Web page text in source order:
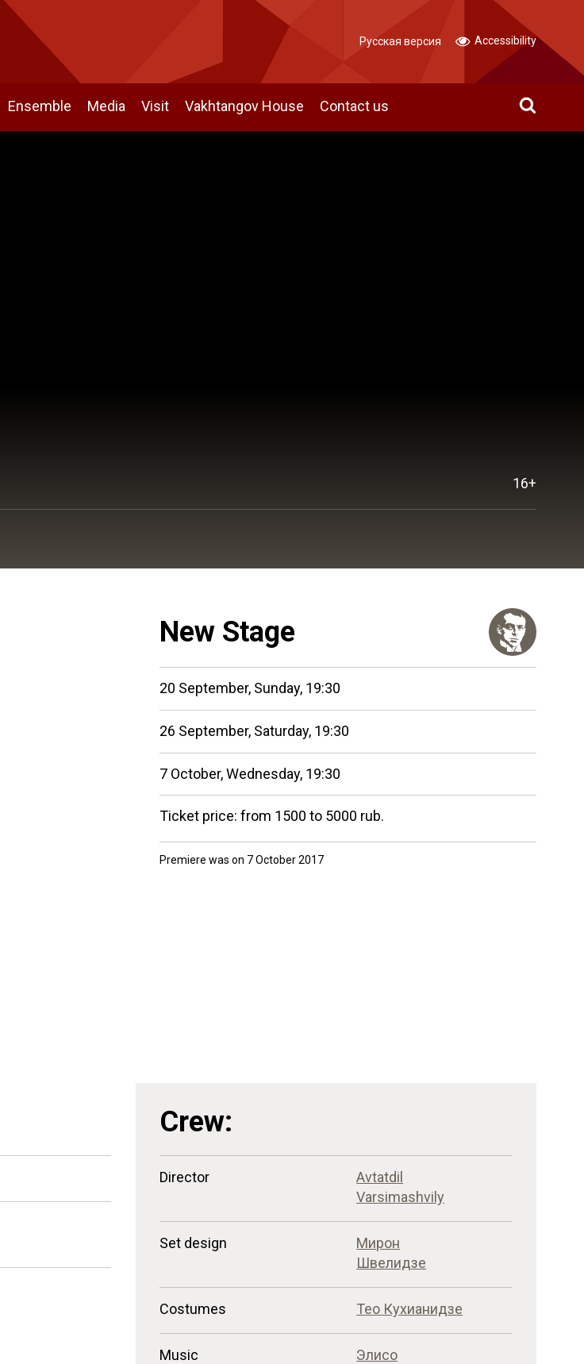
Ensemble Media Visit Vakhtangov House Contact us
Русская версия Accessibility
16+
New Stage
20 September, Sunday, 19:30
26 September, Saturday, 19:30
7 October,Wednesday, 19:30
Ticket price: from 1500 to 5000 rub.
Premiere was on 7 October 2017
Crew:
Director
Avtatdil
Varsimashvily
Set design
Мирон
Швелидзе
Costumes Тео Кухианидзе
Music
Элисо